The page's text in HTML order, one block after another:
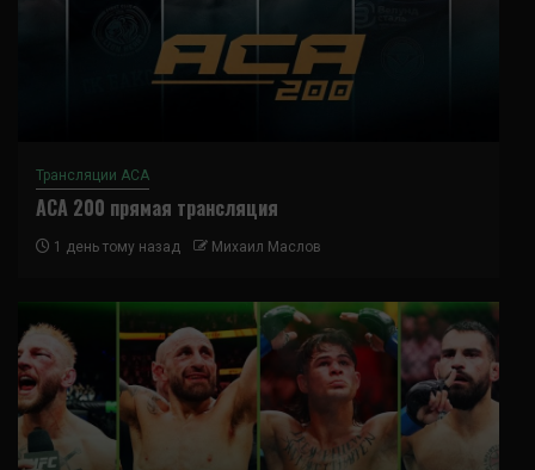
Трансляции ACA
ACA 200 прямая трансляция
1 день тому назад Михаил Маслов